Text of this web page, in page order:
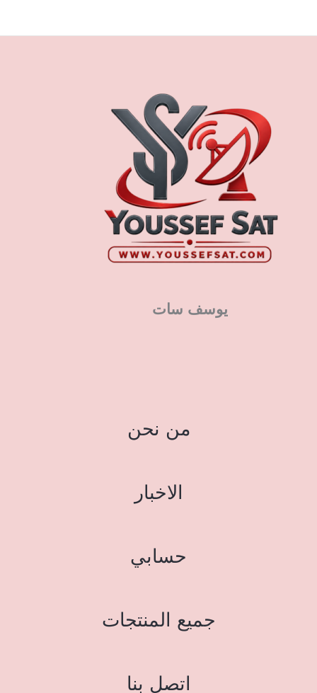
يوسف سات
من نحن
الاخبار
حسابي
جميع المنتجات
اتصل بنا